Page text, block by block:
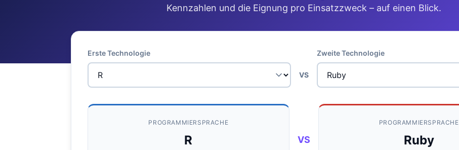
Kennzahlen und die Eignung pro Einsatzzweck – auf einen Blick.
Erste Technologie
VS
Zweite Technologie
PROGRAMMIERSPRACHE
R VS
PROGRAMMIERSPRACHE
Ruby